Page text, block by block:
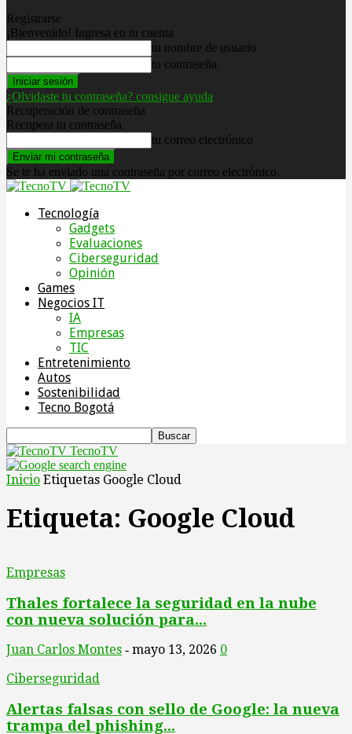
Registrarse
¡Bienvenido! Ingresa en tu cuenta
tu nombre de usuario
tu contraseña
¿Olvidaste tu contraseña? consigue ayuda
Recuperación de contraseña
Recupera tu contraseña
tu correo electrónico
Se te ha enviado una contraseña por correo electrónico.
Tecnología
Gadgets
Evaluaciones
Ciberseguridad
Opinión
Games
Negocios IT
IA
Empresas
TIC
Entretenimiento
Autos
Sostenibilidad
Tecno Bogotá
TecnoTV
Inicio Etiquetas Google Cloud
Etiqueta: Google Cloud
Empresas
Thales fortalece la seguridad en la nube
con nueva solución para...
Juan Carlos Montes - mayo 13, 2026 0
Ciberseguridad
Alertas falsas con sello de Google: la nueva
trampa del phishing...